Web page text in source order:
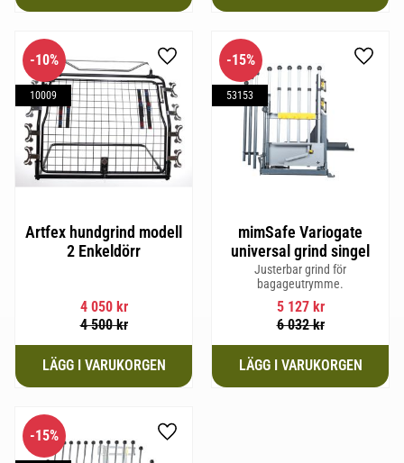
Artfex hundgrind modell
2 Enkeldörr
4 050kr
4 500kr
10%
10009
Lägg till i favoriter
mimSafe Variogate
universal grind singel
Justerbar grind för
bagageutrymme.
5 127kr
6 032kr
15%
53153
Lägg
15% Lägg till i favoriter